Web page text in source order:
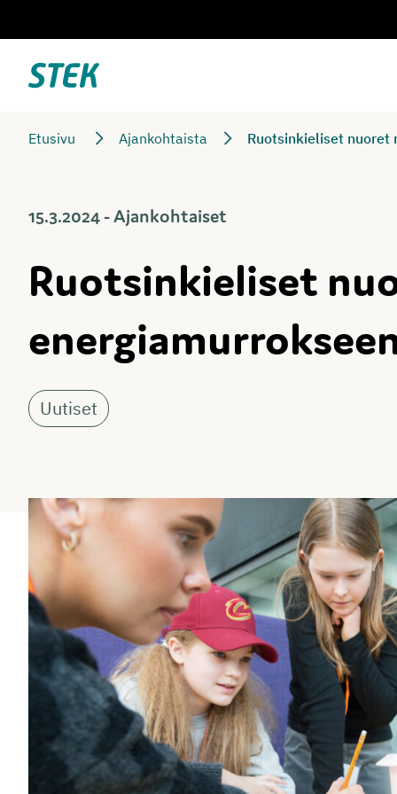
suoraan
sisältöön
Stek
Etusivu Ajankohtaista Ruotsinkieliset nuoret
15.3.2024 - Ajankohtaiset
Ruotsinkieliset
Uutiset